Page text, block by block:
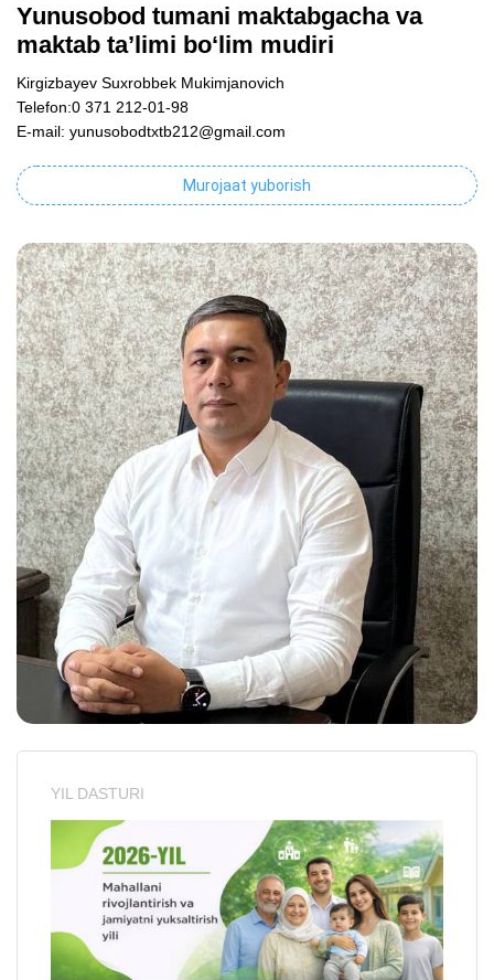
Yunusobod tumani maktabgacha va
maktab ta’limi bo‘lim mudiri
Kirgizbayev Suxrobbek Mukimjanovich
Telefon:0 371 212-01-98
E-mail: yunusobodtxtb212@gmail.com
Murojaat yuborish
YIL DASTURI